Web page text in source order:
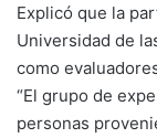
Explicó que la
Universidad de
como
“El grupo de
personas